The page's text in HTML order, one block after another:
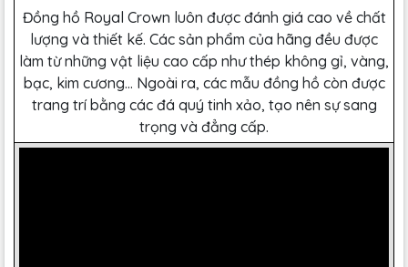
Đồng hồ Royal Crown luôn được đánh giá cao về chất
lượng và thiết kế. Các sản phẩm của hãng đều được
làm từ những vật liệu cao cấp như thép không gỉ, vàng,
bạc, kim cương… Ngoài ra, các mẫu đồng hồ còn được
trang trí bằng các đá quý tinh xảo, tạo nên sự sang
trọng và đẳng cấp.